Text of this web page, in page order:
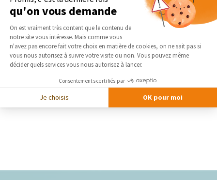
qu'on vous demande
Plateforme de Gestion du
On est vraiment très content que le contenu de
notre site vous intéresse. Mais comme vous
n'avez pas encore fait votre choix en matière de cookies, on ne sait pas si
vous nous autorisez à suivre votre visite ou non. Vous pouvez même
décider quels services vous nous autorisez à lancer.
Consentements certifiés par
Je choisis OK pour moi
Axeptio consent